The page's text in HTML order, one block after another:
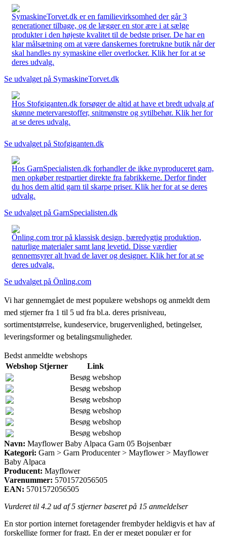
SymaskineTorvet.dk er en familievirksomhed der går 3
generationer tilbage, og de lægger en stor ære i at sælge
produkter i den højeste kvalitet til de bedste priser. De har en
klar målsætning om at være danskernes foretrukne butik når der
skal handles ny symaskine eller overlocker. Klik her for at se
deres udvalg.
Se udvalget på SymaskineTorvet.dk
Hos Stofgiganten.dk forsøger de altid at have et bredt udvalg af
skønne metervarestoffer, snitmønstre og sytilbehør. Klik her for
at se deres udvalg.
Se udvalget på Stofgiganten.dk
Hos GarnSpecialisten.dk forhandler de ikke nyproduceret garn,
men opkøber restpartier direkte fra fabrikkerne. Derfor finder
du hos dem altid garn til skarpe priser. Klik her for at se deres
udvalg.
Se udvalget på GarnSpecialisten.dk
Önling.com tror på klassisk design, bæredygtig produktion,
naturlige materialer samt lang levetid. Disse værdier
gennemsyrer alt hvad de laver og designer. Klik her for at se
deres udvalg.
Se udvalget på Önling.com
Vi har gennemgået de mest populære webshops og anmeldt dem
med stjerner fra 1 til 5 ud fra bl.a. deres prisniveau,
sortimentstørrelse, kundeservice, brugervenlighed, betingelser,
leveringsformer og betalingsmuligheder.
Bedst anmeldte webshops
Webshop Stjerner
Link
Besøg webshop
Besøg webshop
Besøg webshop
Besøg webshop
Besøg webshop
Besøg webshop
Navn: Mayflower Baby Alpaca Garn 05 Bojsenbær
Kategori: Garn > Garn Producenter > Mayflower > Mayflower
Baby Alpaca
Producent: Mayflower
Varenummer: 5701572056505
EAN: 5701572056505
Vurderet til 4.2 ud af 5 stjerner baseret på 15 anmeldelser
En stor portion internet foretagender frembyder heldigvis et hav af
forskellige former for fragt. En der er meget populær er for